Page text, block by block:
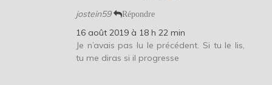
jostein59 Répondre
16 août 2019 à 18 h 22 min
Je n’avais pas lu le précédent. Si tu le lis,
tu me diras si il progresse